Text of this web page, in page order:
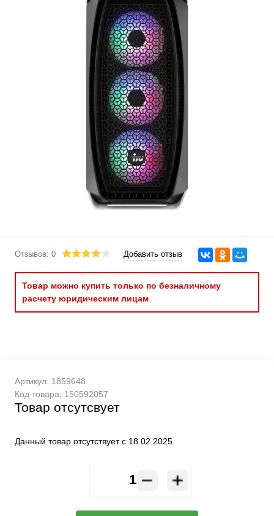
Отзывов: 0 Добавить отзыв
Товар можно купить только по безналичному
расчету юридическим лицам
Артикул: 1859648
Код товара: 150592057
Товар отсутсвует
Данный товар отсутствует с 18.02.2025.